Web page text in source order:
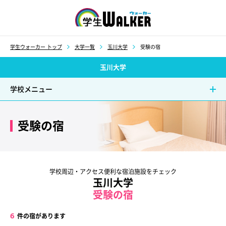
学生ウォーカー トップ 大学一覧 玉川大学 受験の宿
玉川大学
学校メニュー
受験の宿
学校周辺・アクセス便利な宿泊施設をチェック
玉川大学
受験の宿
6 件の宿があります